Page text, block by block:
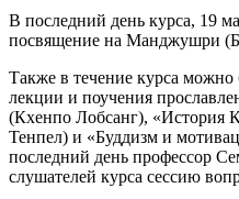
В последний день курса, 19
посвящение на Манджушри
Также в течение курса
лекции и поучения
(Кхенпо Лобсанг), «История
Тенпел) и «Буддизм и
последний день профессор
слушателей курса сессию